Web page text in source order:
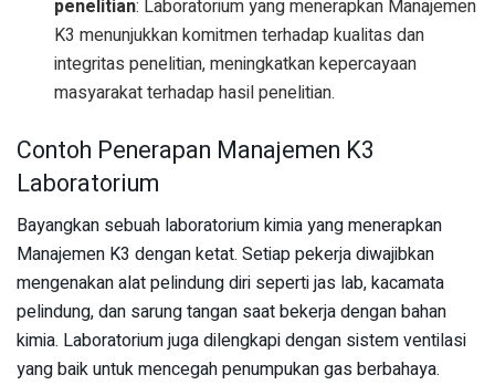
penelitian: Laboratorium yang menerapkan Manajemen
K3 menunjukkan komitmen terhadap kualitas dan
integritas penelitian, meningkatkan kepercayaan
masyarakat terhadap hasil penelitian.
Contoh Penerapan Manajemen K3
Laboratorium
Bayangkan sebuah laboratorium kimia yang menerapkan
Manajemen K3 dengan ketat. Setiap pekerja diwajibkan
mengenakan alat pelindung diri seperti jas lab, kacamata
pelindung, dan sarung tangan saat bekerja dengan bahan
kimia. Laboratorium juga dilengkapi dengan sistem ventilasi
yang baik untuk mencegah penumpukan gas berbahaya.